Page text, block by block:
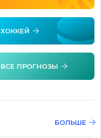
ХОККЕЙ
ВСЕ ПРОГНОЗЫ
БОЛЬШЕ